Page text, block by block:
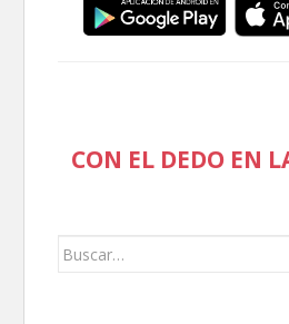
CON EL DEDO EN
Buscar: